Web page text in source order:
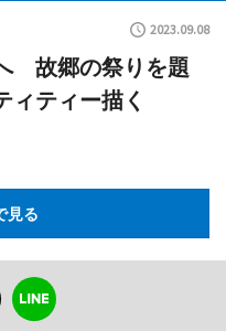
2023.09.08
故郷の祭りを題
ィティー描く
見る